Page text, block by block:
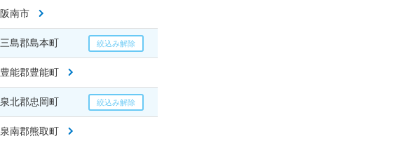
阪南市
三島郡島本町
豊能郡豊能町
泉北郡忠岡町
泉南郡熊取町